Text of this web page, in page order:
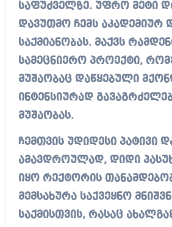
საფუძველზე. უფრო მეტი
დავუთმო ჩემს აკადემიურ
საქმიანობას. მაქვს
სამეცნიერო პროექტი,
მუშაობაც დაწყებული
ინტენსიურად
მუშაობას.
ჩემთვის უდიდესი პატივი
ამავდროულად, დიდი
იყო რექტორის
მემსახურა საქვეყნო
საქმისთვის, რასაც